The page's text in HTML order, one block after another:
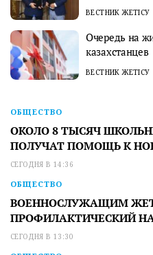
ВЕСТНИК ЖЕТІСУ
Очередь на
казахстанцев
ВЕСТНИК ЖЕТІСУ
ОБЩЕСТВО
ОКОЛО 8 ТЫСЯЧ
ПОЛУЧАТ ПОМОЩЬ К
СЕГОДНЯ В 14:36
ОБЩЕСТВО
ВОЕННОСЛУЖАЩИМ
ПРОФИЛАКТИЧЕСКИЙ
СЕГОДНЯ В 13:30